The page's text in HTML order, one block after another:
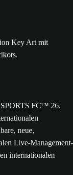
SPORTS FC™ 26.
neue,
Live-Management-
internationalen